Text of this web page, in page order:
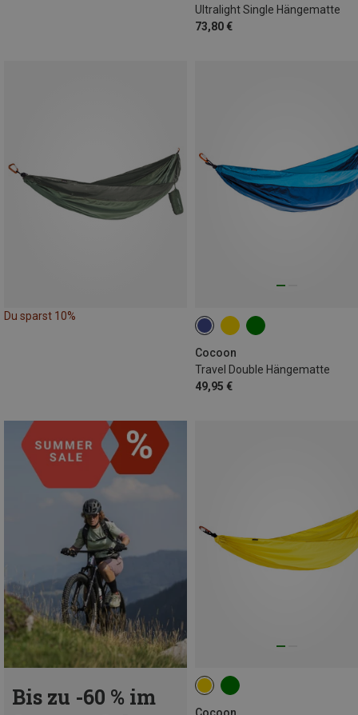
Ultralight Single Hängematte
73,80 €
Du sparst 10%
Cocoon
Travel Double Hängematte
49,95 €
Bis zu -60 % im